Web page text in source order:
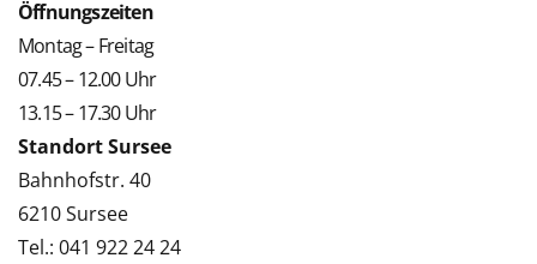
Öffnungszeiten
Montag – Freitag
07.45 – 12.00 Uhr
13.15 – 17.30 Uhr
Standort Sursee
Bahnhofstr. 40
6210 Sursee
Tel.: 041 922 24 24